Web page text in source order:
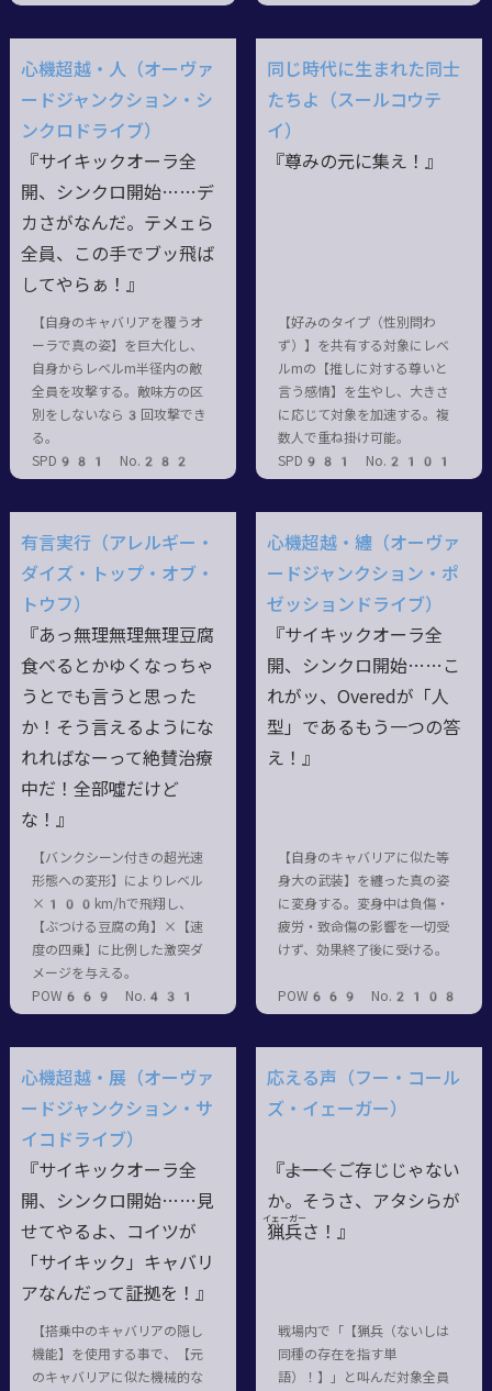
心機超越・人（オーヴァ
ードジャンクション・シ
ンクロドライブ）
『サイキックオーラ全
開、シンクロ開始……デ
カさがなんだ。テメェら
全員、この手でブッ飛ば
してやらぁ！』
【自身のキャバリアを覆うオ
ーラで真の姿】を巨大化し、
自身からレベルm半径内の敵
全員を攻撃する。敵味方の区
別をしないなら3回攻撃でき
る。
SPD981 No.282
同じ時代に生まれた同士
たちよ（スールコウテ
イ）
『尊みの元に集え！』
【好みのタイプ（性別問わ
ず）】を共有する対象にレベ
ルmの【推しに対する尊いと
言う感情】を生やし、大きさ
に応じて対象を加速する。複
数人で重ね掛け可能。
SPD981 No.2101
有言実行（アレルギー・
ダイズ・トップ・オブ・
トウフ）
『あっ無理無理無理豆腐
食べるとかゆくなっちゃ
うとでも言うと思った
か！そう言えるようにな
れればなーって絶賛治療
中だ！全部噓だけど
な！』
【バンクシーン付きの超光速
形態への変形】によりレベル
×100km/hで飛翔し、
【ぶつける豆腐の角】×【速
度の四乗】に比例した激突ダ
メージを与える。
POW669 No.431
心機超越・纏（オーヴァ
ードジャンクション・ポ
ゼッションドライブ）
『サイキックオーラ全
開、シンクロ開始……こ
れがッ、Overedが「人
型」であるもう一つの答
え！』
【自身のキャバリアに似た等
身大の武装】を纏った真の姿
に変身する。変身中は負傷・
疲労・致命傷の影響を一切受
けず、効果終了後に受ける。
POW669 No.2108
心機超越・展（オーヴァ
ードジャンクション・サ
イコドライブ）
『サイキックオーラ全
開、シンクロ開始……見
せてやるよ、コイツが
「サイキック」キャバリ
アなんだって証拠を！』
【搭乗中のキャバリアの隠し
機能】を使用する事で、【元
のキャバリアに似た機械的な
応える声（フー・コール
ズ・イェーガー）
『―――よーくご存じじゃない
か。そうさ、アタシらが
猟
イェーガー
兵さ！』
戦場内で「【猟兵（ないしは
同種の存在を指す単
語）！】」と叫んだ対象全員